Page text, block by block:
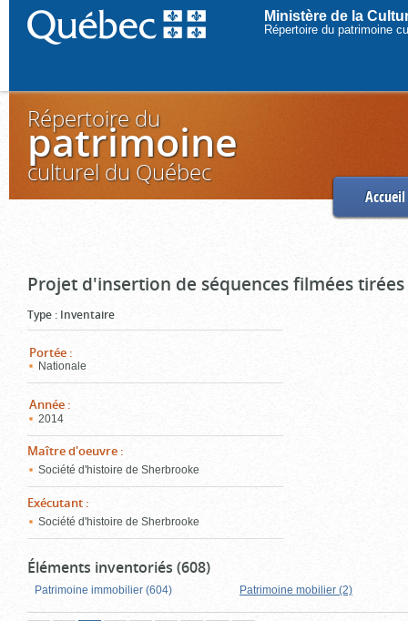
Ministère de la
Répertoire du patrimoine
Répertoire du
patrimoine
culturel du Québec
Accueil
Projet d'insertion de séquences filmées
Type : Inventaire
Portée :
Nationale
Année :
2014
Maître d'oeuvre :
Société d'histoire de Sherbrooke
Exécutant :
Société d'histoire de Sherbrooke
Éléments inventoriés (608)
Patrimoine immobilier (604) Patrimoine mobilier (2)